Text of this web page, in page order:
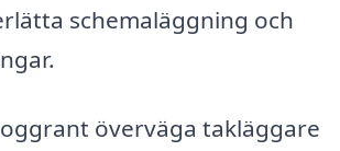
schemaläggning och
överväga takläggare